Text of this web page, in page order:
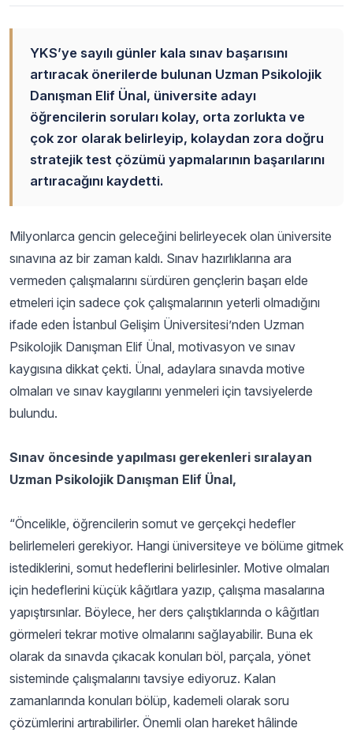
YKS’ye sayılı günler kala sınav başarısını
artıracak önerilerde bulunan Uzman Psikolojik
Danışman Elif Ünal, üniversite adayı
öğrencilerin soruları kolay, orta zorlukta ve
çok zor olarak belirleyip, kolaydan zora doğru
stratejik test çözümü yapmalarının başarılarını
artıracağını kaydetti.
Milyonlarca gencin geleceğini belirleyecek olan üniversite
sınavına az bir zaman kaldı. Sınav hazırlıklarına ara
vermeden çalışmalarını sürdüren gençlerin başarı elde
etmeleri için sadece çok çalışmalarının yeterli olmadığını
ifade eden İstanbul Gelişim Üniversitesi’nden Uzman
Psikolojik Danışman Elif Ünal, motivasyon ve sınav
kaygısına dikkat çekti. Ünal, adaylara sınavda motive
olmaları ve sınav kaygılarını yenmeleri için tavsiyelerde
bulundu.
Sınav öncesinde yapılması gerekenleri sıralayan
Uzman Psikolojik Danışman Elif Ünal,
“Öncelikle, öğrencilerin somut ve gerçekçi hedefler
belirlemeleri gerekiyor. Hangi üniversiteye ve bölüme gitmek
istediklerini, somut hedeflerini belirlesinler. Motive olmaları
için hedeflerini küçük kâğıtlara yazıp, çalışma masalarına
yapıştırsınlar. Böylece, her ders çalıştıklarında o kâğıtları
görmeleri tekrar motive olmalarını sağlayabilir. Buna ek
olarak da sınavda çıkacak konuları böl, parçala, yönet
sisteminde çalışmalarını tavsiye ediyoruz. Kalan
zamanlarında konuları bölüp, kademeli olarak soru
çözümlerini artırabilirler. Önemli olan hareket hâlinde